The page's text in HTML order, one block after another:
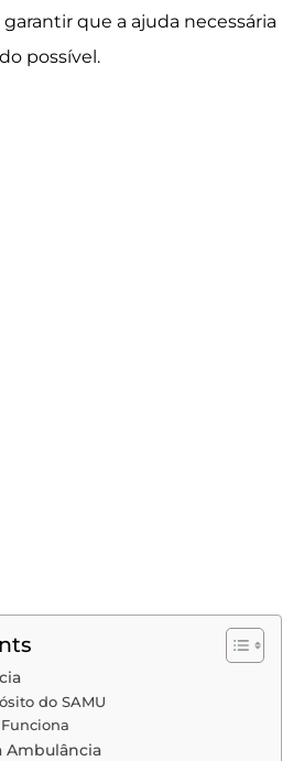
que a ajuda necessária
possível.
do SAMU
Ambulância